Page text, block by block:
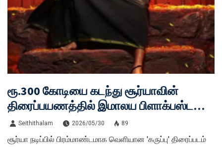
ரூ.300 கோடியை கடந்து சூர்யாவின்
திரைப்பயணத்தில் இமாலய பிளாக்பஸ்டராக
மாறிய 'கருப்பு'!
Seithithalam 2026/05/30 89
சூர்யா நடிப்பில் பிரம்மாண்டமாக வெளியான 'கருப்பு' திரைப்படம்